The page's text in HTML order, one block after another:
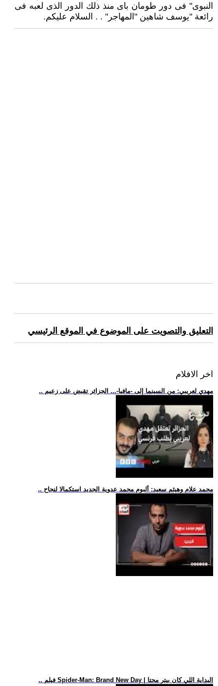
النبوى" فى دور طومان باى منذ ذلك الدور الذى لعبه فى
رائعة "يوسف شاهين "المهاجر" . . السلام عليكم.
التعليق والتصويت على الموضوع في الموقع الرئيسي
اخر الافلام
.. مهدي لعريبي: من السينما إلى -مافيا-... الجزائر تقبض على زعيم
.. محمد علام وهيثم سعيد: ألبوم محمد عدوية الجديد استكمالا لنجاح
.. فيلم Spider-Man: Brand New Day | البداية اللي كان بيتر محتا